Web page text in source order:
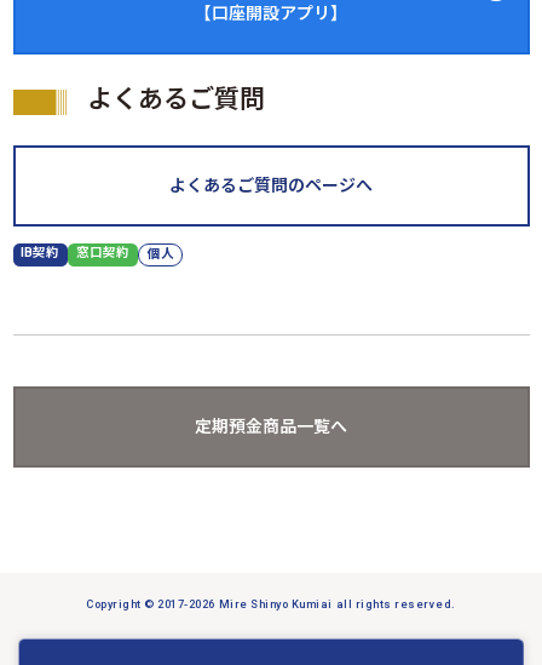
【口座開設アプリ】
よくあるご質問
よくあるご質問のページへ
IB契約 窓口契約 個人
定期預金商品一覧へ
Copyright © 2017-2026 Mire Shinyo Kumiai all rights reserved.